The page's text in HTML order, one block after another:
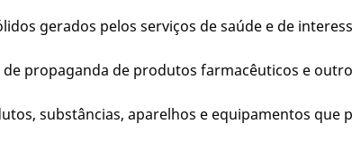
gerados pelos serviços de saúde e de
de propaganda de produtos farmacêuticos e
substâncias, aparelhos e equipamentos que